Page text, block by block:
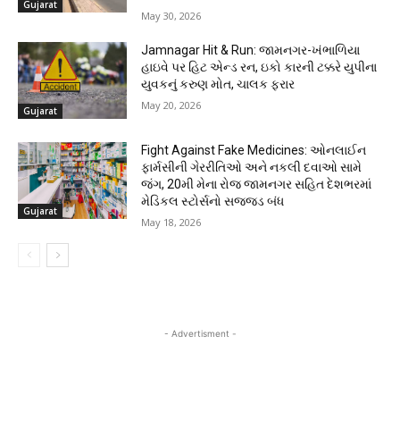
Gujarat
May 30, 2026
Gujarat
Jamnagar Hit & Run: જામનગર-ખંભાળિયા
હાઇવે પર હિટ એન્ડ રન, ઇકો કારની ટક્કરે યુપીના
યુવકનું કરુણ મોત, ચાલક ફરાર
May 20, 2026
Gujarat
Fight Against Fake Medicines: ઓનલાઈન
ફાર્મસીની ગેરરીતિઓ અને નકલી દવાઓ સામે
જંગ, 20મી મેના રોજ જામનગર સહિત દેશભરમાં
મેડિકલ સ્ટોર્સનો સજ્જડ બંધ
May 18, 2026
- Advertisment -